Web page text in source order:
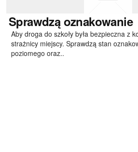
Sprawdząoznakowanie
Aby droga do szkoły była bezpieczna z
strażnicy miejscy. Sprawdzą stan
poziomego oraz..